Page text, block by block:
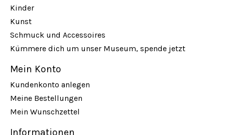
Kinder
Kunst
Schmuck und Accessoires
Kümmere dich um unser Museum, spende jetzt
Mein Konto
Kundenkonto anlegen
Meine Bestellungen
Mein Wunschzettel
Informationen